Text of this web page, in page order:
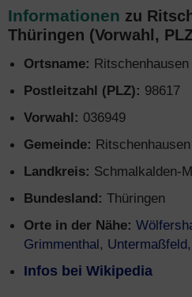
Informationen zu
Thüringen (Vorwahl,
Ortsname: Ritschenhausen
Postleitzahl (PLZ): 98617
Vorwahl: 036949
Gemeinde: Ritschenhausen
Landkreis: Schmalkalden-
Bundesland: Thüringen
Orte in der Nähe:
Grimmenthal, Untermaßfeld,
Infos bei Wikipedia